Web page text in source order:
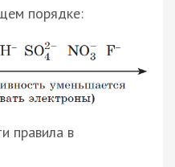
порядке:
правила в